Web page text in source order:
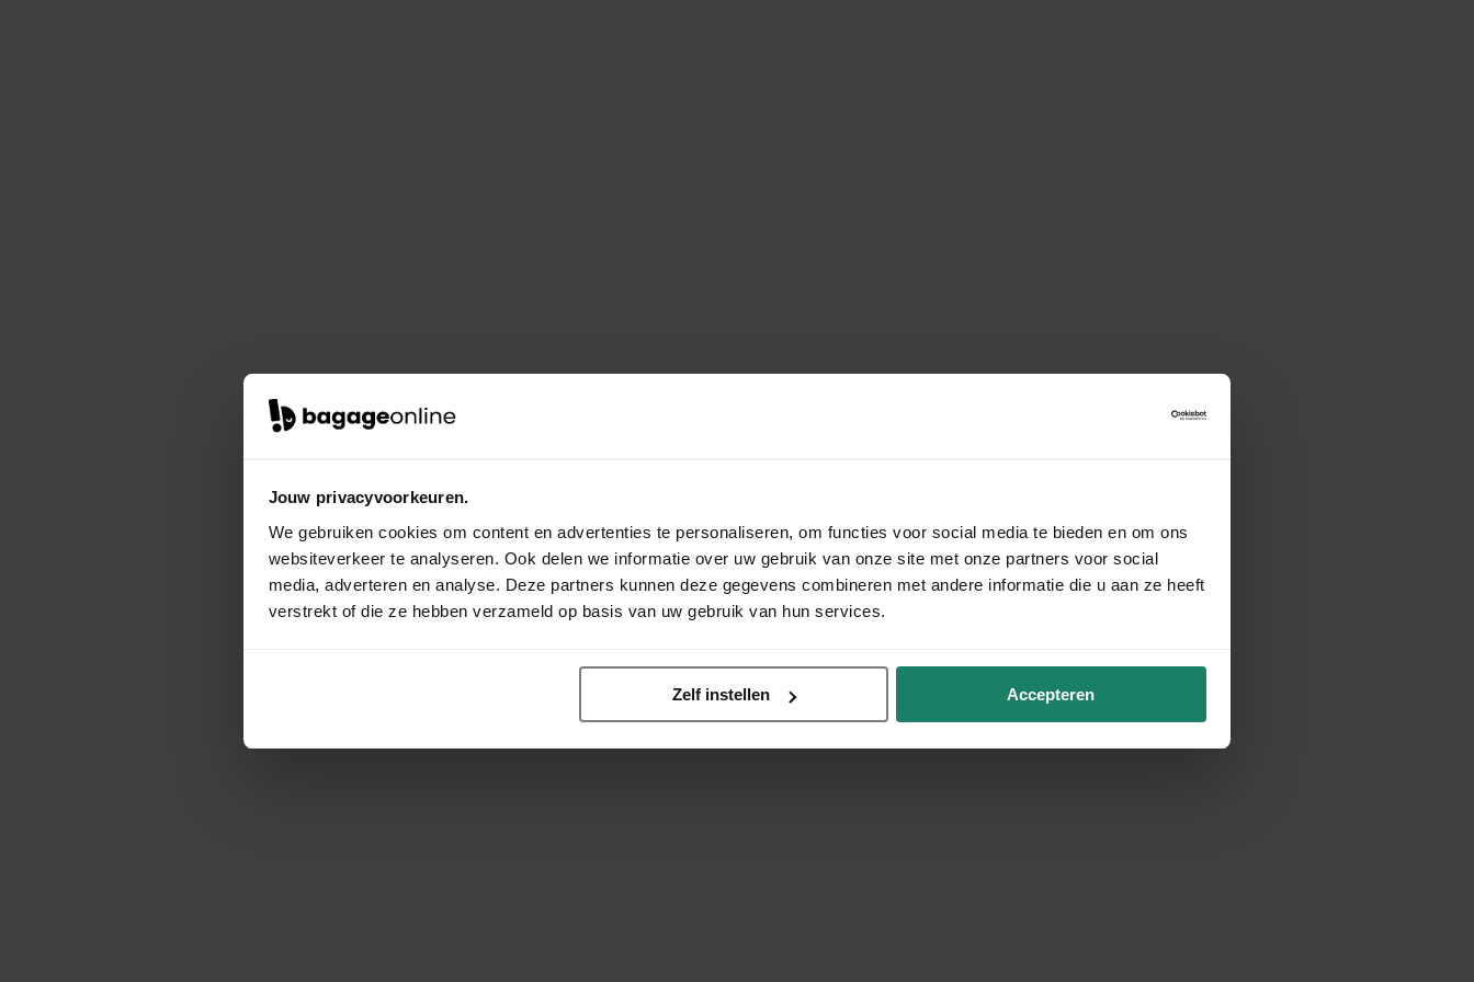
Jouw privacyvoorkeuren.
We gebruiken cookies om content en advertenties te personaliseren, om functies voor social media te bieden en om ons
websiteverkeer te analyseren. Ook delen we informatie over uw gebruik van onze site met onze partners voor social
media, adverteren en analyse. Deze partners kunnen deze gegevens combineren met andere informatie die u aan ze heeft
verstrekt of die ze hebben verzameld op basis van uw gebruik van hun services.
Zelf instellen Accepteren